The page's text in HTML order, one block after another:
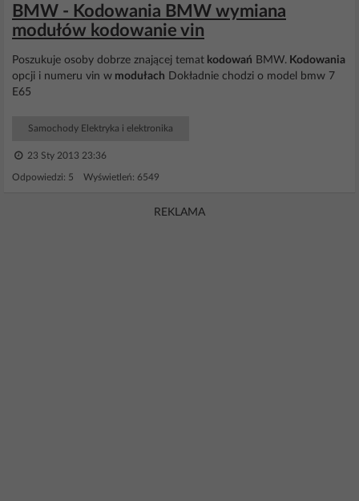
BMW - Kodowania BMW wymiana
modułów kodowanie vin
Poszukuje osoby dobrze znającej temat kodowań BMW. Kodowania
opcji i numeru vin w modułach Dokładnie chodzi o model bmw 7
E65
Samochody Elektryka i elektronika
23 Sty 2013 23:36
Odpowiedzi: 5 Wyświetleń: 6549
REKLAMA